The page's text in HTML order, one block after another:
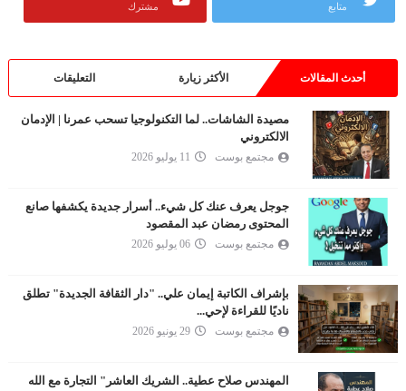
متابع مشترك
أحدث المقالات الأكثر زيارة التعليقات
مصيدة الشاشات.. لما التكنولوجيا تسحب عمرنا | الإدمان
الالكتروني
مجتمع بوست 11 يوليو 2026
جوجل يعرف عنك كل شيء.. أسرار جديدة يكشفها صانع
المحتوى رمضان عبد المقصود
مجتمع بوست 06 يوليو 2026
بإشراف الكاتبة إيمان علي.. "دار الثقافة الجديدة" تطلق
ناديًا للقراءة لإحي...
مجتمع بوست 29 يونيو 2026
المهندس صلاح عطية.. الشريك العاشر" التجارة مع الله